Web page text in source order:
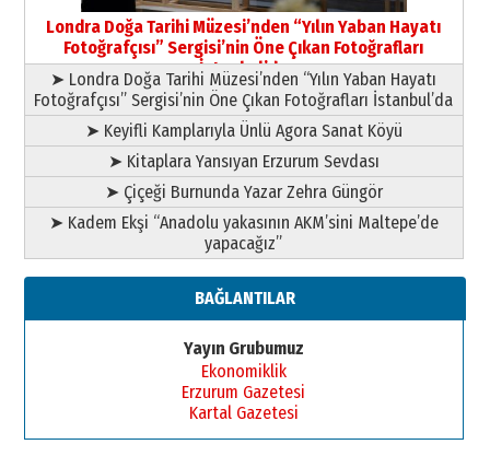
11 Mayıs 2026 Pazartesi
Londra Doğa Tarihi Müzesi’nden “Yılın Yaban Hayatı
Fotoğrafçısı” Sergisi’nin Öne Çıkan Fotoğrafları
İstanbul’da
➤ Londra Doğa Tarihi Müzesi’nden “Yılın Yaban Hayatı
Fotoğrafçısı” Sergisi’nin Öne Çıkan Fotoğrafları İstanbul’da
➤ Keyifli Kamplarıyla Ünlü Agora Sanat Köyü
➤ Kitaplara Yansıyan Erzurum Sevdası
➤ Çiçeği Burnunda Yazar Zehra Güngör
➤ Kadem Ekşi “Anadolu yakasının AKM’sini Maltepe’de
yapacağız”
BAĞLANTILAR
Yayın Grubumuz
Ekonomiklik
Erzurum Gazetesi
Kartal Gazetesi